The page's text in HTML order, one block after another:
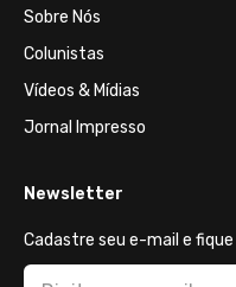
Sobre Nós
Colunistas
Vídeos & Mídias
Jornal Impresso
Newsletter
Cadastre seu e-mail e